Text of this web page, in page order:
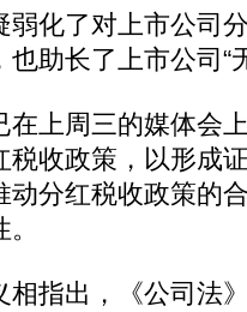
化了对上市公司
助长了上市公司“
上周三的媒体会
税收政策，以形成
动分红税收政策的
指出，《公司法